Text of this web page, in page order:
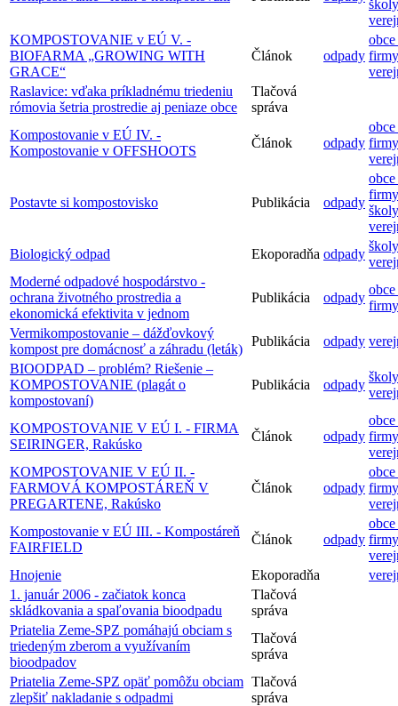
školy
KOMPOSTOVANIE v EÚ V. -
BIOFARMA „GROWING WITH
GRACE“
Článok odpady
obce
firmy
Raslavice: vďaka príkladnému triedeniu
rómovia šetria prostredie aj peniaze obce
Tlačová
správa
Kompostovanie v EÚ IV. -
Kompostovanie v OFFSHOOTS
Článok odpady
obce
firmy
Postavte si kompostovisko Publikácia odpady
obce
firmy
školy
Biologický odpad
Ekoporadňa odpady
školy
Moderné odpadové hospodárstvo -
ochrana životného prostredia a
ekonomická efektivita v jednom
Publikácia odpady
obce
firmy
Vermikompostovanie – dážďovkový
kompost pre domácnosť a záhradu (leták)
Publikácia odpady
BIOODPAD – problém? Riešenie –
KOMPOSTOVANIE (plagát o
kompostovaní)
Publikácia odpady
školy
KOMPOSTOVANIE V EÚ I. - FIRMA
SEIRINGER, Rakúsko
Článok odpady
obce
firmy
KOMPOSTOVANIE V EÚ II. -
FARMOVÁ KOMPOSTÁREŇ V
PREGARTENE, Rakúsko
Článok odpady
obce
firmy
Kompostovanie v EÚ III. - Kompostáreň
FAIRFIELD
Článok odpady
obce
firmy
Hnojenie
Ekoporadňa
1. január 2006 - začiatok konca
skládkovania a spaľovania bioodpadu
Tlačová
správa
Priatelia Zeme-SPZ pomáhajú obciam s
triedeným zberom a využívaním
bioodpadov
Tlačová
správa
Priatelia Zeme-SPZ opäť pomôžu obciam
zlepšiť nakladanie s odpadmi
Tlačová
správa